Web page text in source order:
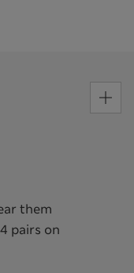
them
pairs on